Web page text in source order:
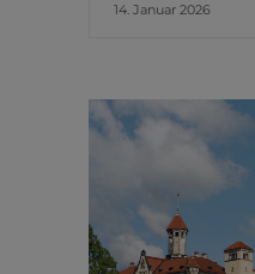
14. Januar 2026